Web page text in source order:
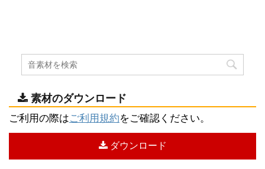
素材のダウンロード
ご利用の際はご利用規約をご確認ください。
ダウンロード